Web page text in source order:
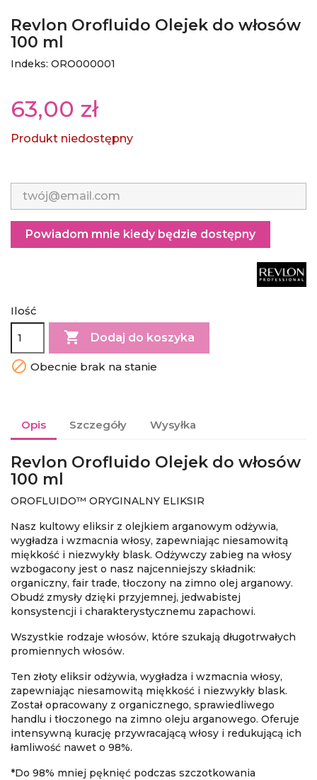
Revlon Orofluido Olejek do włosów
100 ml
Indeks: ORO000001
63,00 zł
Produkt niedostępny
Powiadom mnie kiedy będzie dostępny
Ilość
 Dodaj do koszyka
 Obecnie brak na stanie
Opis Szczegóły Wysyłka
Revlon Orofluido Olejek do włosów
100 ml
OROFLUIDO™ ORYGINALNY ELIKSIR
Nasz kultowy eliksir z olejkiem arganowym odżywia,
wygładza i wzmacnia włosy, zapewniając niesamowitą
miękkość i niezwykły blask. Odżywczy zabieg na włosy
wzbogacony jest o nasz najcenniejszy składnik:
organiczny, fair trade, tłoczony na zimno olej arganowy.
Obudź zmysły dzięki przyjemnej, jedwabistej
konsystencji i charakterystycznemu zapachowi.
Wszystkie rodzaje włosów, które szukają długotrwałych
promiennych włosów.
Ten złoty eliksir odżywia, wygładza i wzmacnia włosy,
zapewniając niesamowitą miękkość i niezwykły blask.
Został opracowany z organicznego, sprawiedliwego
handlu i tłoczonego na zimno oleju arganowego. Oferuje
intensywną kurację przywracającą włosy i redukującą ich
łamliwość nawet o 98%.
*Do 98% mniej pęknięć podczas szczotkowania